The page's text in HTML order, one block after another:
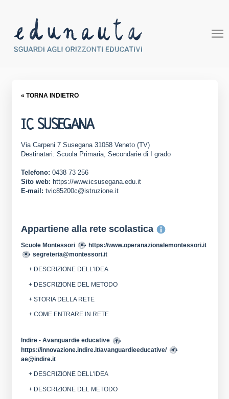
« TORNA INDIETRO
IC SUSEGANA
Via Carpeni 7 Susegana 31058 Veneto (TV)
Destinatari: Scuola Primaria, Secondarie di I grado
Telefono: 0438 73 256
Sito web: https://www.icsusegana.edu.it
E-mail: tvic85200c@istruzione.it
Appartiene alla rete scolastica
Scuole Montessori
https://www.operanazionalemontessori.it
segreteria@montessori.it
+ DESCRIZIONE DELL'IDEA
+ DESCRIZIONE DEL METODO
+ STORIA DELLA RETE
+ COME ENTRARE IN RETE
Indire - Avanguardie educative
https://innovazione.indire.it/avanguardieeducative/
ae@indire.it
+ DESCRIZIONE DELL'IDEA
+ DESCRIZIONE DEL METODO